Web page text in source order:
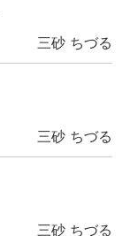
三砂 ちづる
三砂 ちづる
三砂 ちづる